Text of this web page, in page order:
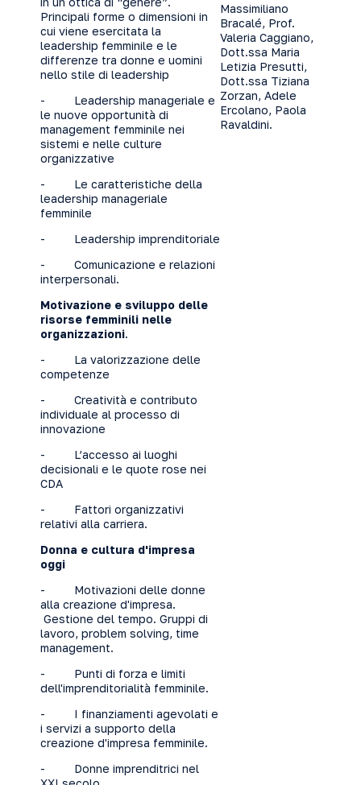
Principali forme o dimensioni in
cui viene esercitata la
leadership femminile e le
differenze tra donne e uomini
nello stile di leadership
- Leadership manageriale e
le nuove opportunità di
management femminile nei
sistemi e nelle culture
organizzative
- Le caratteristiche della
leadership manageriale
femminile
- Leadership imprenditoriale
- Comunicazione e relazioni
interpersonali.
Motivazione e sviluppo delle
risorse femminili nelle
organizzazioni.
- La valorizzazione delle
competenze
- Creatività e contributo
individuale al processo di
innovazione
- L’accesso ai luoghi
decisionali e le quote rose nei
CDA
- Fattori organizzativi
relativi alla carriera.
Donna e cultura d'impresa
oggi
- Motivazioni delle donne
alla creazione d'impresa.
Gestione del tempo. Gruppi di
lavoro, problem solving, time
management.
- Punti di forza e limiti
dell'imprenditorialità femminile.
- I finanziamenti agevolati e
i servizi a supporto della
creazione d'impresa femminile.
- Donne imprenditrici nel
Massimiliano
Bracalé, Prof.
Valeria Caggiano,
Dott.ssa Maria
Letizia Presutti,
Dott.ssa Tiziana
Zorzan, Adele
Ercolano, Paola
Ravaldini.